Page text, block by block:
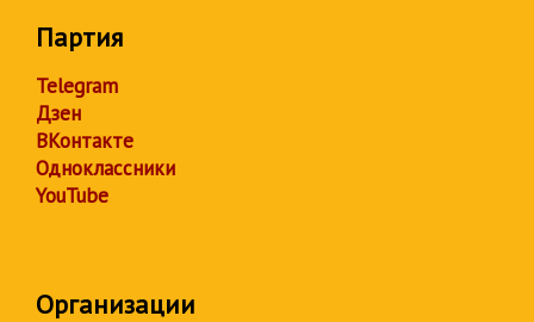
Партия
Telegram
Дзен
ВКонтакте
Одноклассники
YouTube
Организации